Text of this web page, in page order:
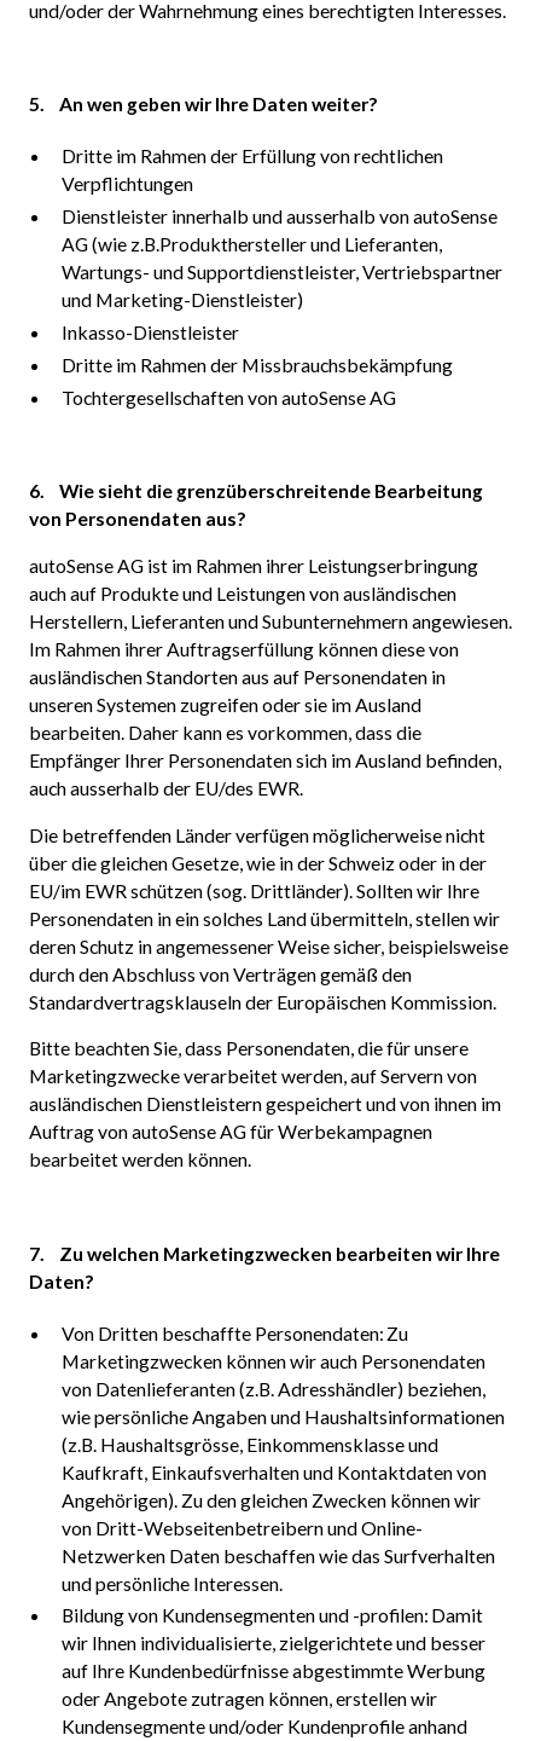
und/oder der Wahrnehmung eines berechtigten Interesses.
5. An wen geben wir Ihre Daten weiter?
Dritte im Rahmen der Erfüllung von rechtlichen
Verpflichtungen
Dienstleister innerhalb und ausserhalb von autoSense
AG (wie z.B.Produkthersteller und Lieferanten,
Wartungs- und Supportdienstleister, Vertriebspartner
und Marketing-Dienstleister)
Inkasso-Dienstleister
Dritte im Rahmen der Missbrauchsbekämpfung
Tochtergesellschaften von autoSense AG
6. Wie sieht die grenzüberschreitende Bearbeitung
von Personendaten aus?
autoSense AG ist im Rahmen ihrer Leistungserbringung
auch auf Produkte und Leistungen von ausländischen
Herstellern, Lieferanten und Subunternehmern angewiesen.
Im Rahmen ihrer Auftragserfüllung können diese von
ausländischen Standorten aus auf Personendaten in
unseren Systemen zugreifen oder sie im Ausland
bearbeiten. Daher kann es vorkommen, dass die
Empfänger Ihrer Personendaten sich im Ausland befinden,
auch ausserhalb der EU/des EWR.
Die betreffenden Länder verfügen möglicherweise nicht
über die gleichen Gesetze, wie in der Schweiz oder in der
EU/im EWR schützen (sog. Drittländer). Sollten wir Ihre
Personendaten in ein solches Land übermitteln, stellen wir
deren Schutz in angemessener Weise sicher, beispielsweise
durch den Abschluss von Verträgen gemäß den
Standardvertragsklauseln der Europäischen Kommission.
Bitte beachten Sie, dass Personendaten, die für unsere
Marketingzwecke verarbeitet werden, auf Servern von
ausländischen Dienstleistern gespeichert und von ihnen im
Auftrag von autoSense AG für Werbekampagnen
bearbeitet werden können.
7. Zu welchen Marketingzwecken bearbeiten wir Ihre
Daten?
Von Dritten beschaffte Personendaten: Zu
Marketingzwecken können wir auch Personendaten
von Datenlieferanten (z.B. Adresshändler) beziehen,
wie persönliche Angaben und Haushaltsinformationen
(z.B. Haushaltsgrösse, Einkommensklasse und
Kaufkraft, Einkaufsverhalten und Kontaktdaten von
Angehörigen). Zu den gleichen Zwecken können wir
von Dritt-Webseitenbetreibern und Online-
Netzwerken Daten beschaffen wie das Surfverhalten
und persönliche Interessen.
Bildung von Kundensegmenten und -profilen: Damit
wir Ihnen individualisierte, zielgerichtete und besser
auf Ihre Kundenbedürfnisse abgestimmte Werbung
oder Angebote zutragen können, erstellen wir
Kundensegmente und/oder Kundenprofile anhand